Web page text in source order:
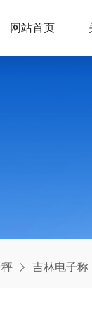
网站首页
吉林电子称